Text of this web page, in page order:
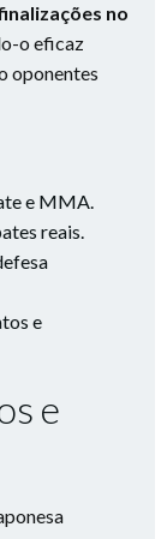
no
o eficaz
oponentes
e MMA.
reais.
e
e